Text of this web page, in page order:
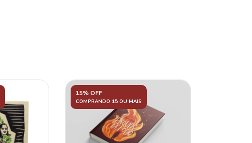
15% OFF
COMPRANDO 15 OU MAIS